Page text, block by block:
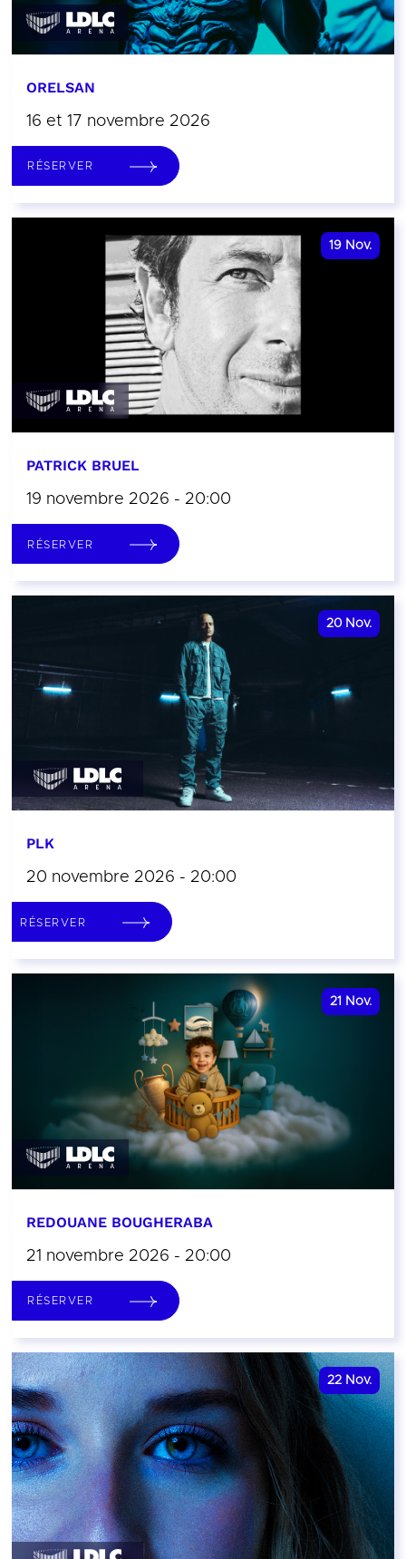
ORELSAN
16 et 17 novembre 2026
RÉSERVER
19 Nov.
PATRICK BRUEL
19 novembre 2026 - 20:00
RÉSERVER
20 Nov.
PLK
20 novembre 2026 - 20:00
RÉSERVER
21 Nov.
REDOUANE BOUGHERABA
21 novembre 2026 - 20:00
RÉSERVER
22 Nov.